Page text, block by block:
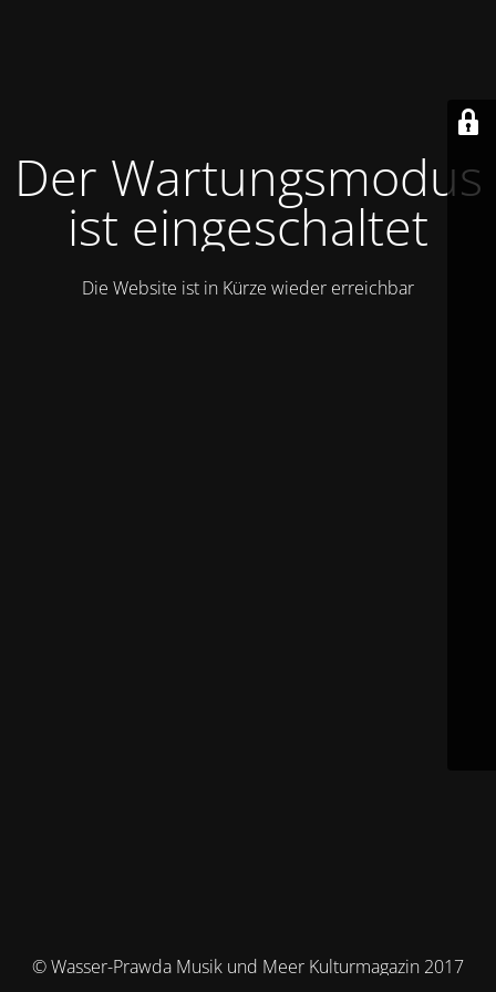
Der Wartungsmodus
ist eingeschaltet
Die Website ist in Kürze wieder erreichbar
© Wasser-Prawda Musik und Meer Kulturmagazin 2017